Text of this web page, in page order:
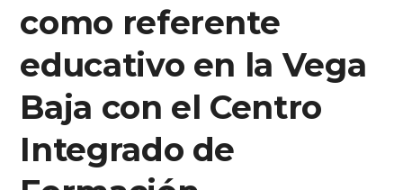
como referente
educativo en la Vega
Baja con el Centro
Integrado de